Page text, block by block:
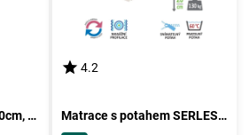
Matrace RIDGE, 200x90cm, potah froté
4.2
Matrace s potahem SERLES 90x200x20 cm